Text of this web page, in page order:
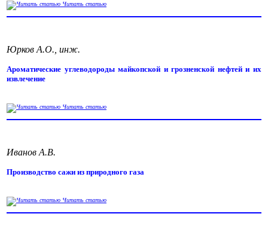
Читать статью
Юрков А.О., инж.
Ароматические углеводороды майкопской и грозненской нефтей и их
извлечение
Читать статью
Иванов А.В.
Производство сажи из природного газа
Читать статью